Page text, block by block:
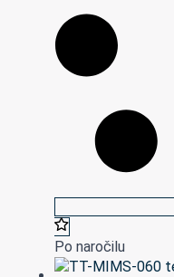
Po naročilu